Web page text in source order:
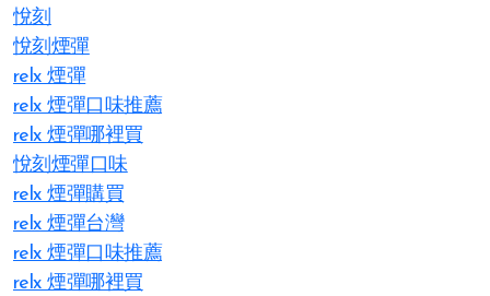
悅刻
悅刻煙彈
relx 煙彈
relx 煙彈口味推薦
relx 煙彈哪裡買
悅刻煙彈口味
relx 煙彈購買
relx 煙彈台灣
relx 煙彈口味推薦
relx 煙彈哪裡買